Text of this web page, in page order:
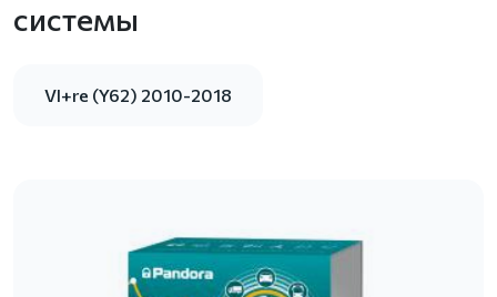
системы
VI+re (Y62) 2010-2018